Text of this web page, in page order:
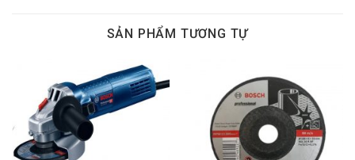
SẢN PHẨM TƯƠNG TỰ